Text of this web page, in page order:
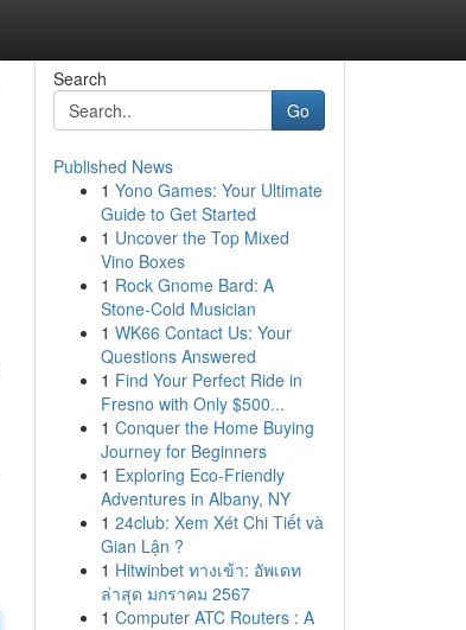
Search
Go
Published News
1 Yono Games: Your Ultimate
Guide to Get Started
1 Uncover the Top Mixed
Vino Boxes
1 Rock Gnome Bard: A
Stone-Cold Musician
1 WK66 Contact Us: Your
Questions Answered
1 Find Your Perfect Ride in
Fresno with Only $500...
1 Conquer the Home Buying
Journey for Beginners
1 Exploring Eco-Friendly
Adventures in Albany, NY
1 24club: Xem Xét Chi Tiết và
Gian Lận ?
1 Hitwinbet ทางเข้า: อัพเดท
ล่าสุด มกราคม 2567
1 Computer ATC Routers : A